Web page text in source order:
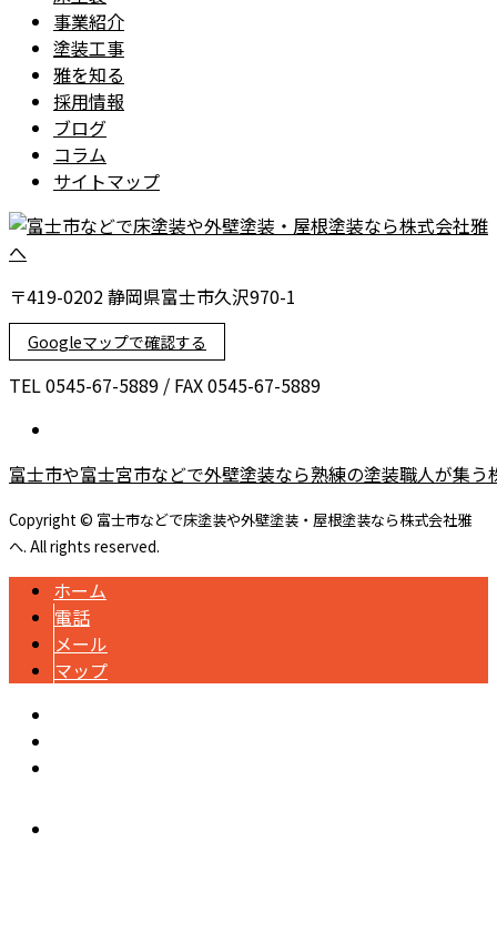
事業紹介
塗装工事
雅を知る
採用情報
ブログ
コラム
サイトマップ
〒419-0202 静岡県富士市久沢970-1
Googleマップで確認する
TEL 0545-67-5889 / FAX 0545-67-5889
富士市や富士宮市などで外壁塗装なら熟練の塗装職人が集う
Copyright © 富士市などで床塗装や外壁塗装・屋根塗装なら株式会社雅
へ. All rights reserved.
ホーム
電話
メール
マップ